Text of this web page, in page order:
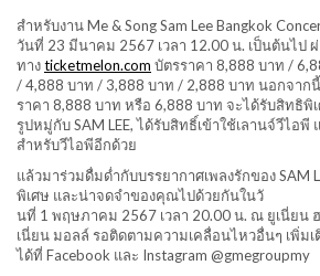
สำหรับงาน Me & Song Sam Lee Bangkok
วันที่ 23 มีนาคม 2567 เวลา 12.00 น. เป็นต้นไป
ทางticketmelon.com บัตรราคา 8,888 บาท /
/ 4,888 บาท / 3,888 บาท / 2,888 บาท นอกจาก
ราคา 8,888 บาท หรือ 6,888 บาท จะได้รับสิทธิพิ
รูปหมู่กับ SAM LEE, ได้รับสิทธิ์เข้าใช้เลานจ์วีไอพี
สำหรับวีไอพีอีกด้วย
แล้วมาร่วมดื่มด่ำกับบรรยากาศเพลงรักของ SAM
พิเศษ และน่าจดจำของคุณไปด้วยกันในวั
นที่ 1 พฤษภาคม 2567 เวลา 20.00 น. ณ ยูเนี่ยน
เนี่ยน มอลล์ รอติดตามความเคลื่อนไหวอื่นๆ เพิ่มเ
ได้ที่ Facebook และ Instagram @gmegroupmy